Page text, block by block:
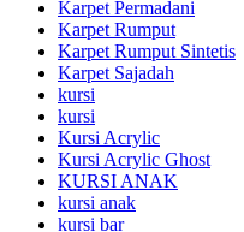
Karpet Permadani
Karpet Rumput
Karpet Rumput Sintetis
Karpet Sajadah
kursi
kursi
Kursi Acrylic
Kursi Acrylic Ghost
KURSI ANAK
kursi anak
kursi bar